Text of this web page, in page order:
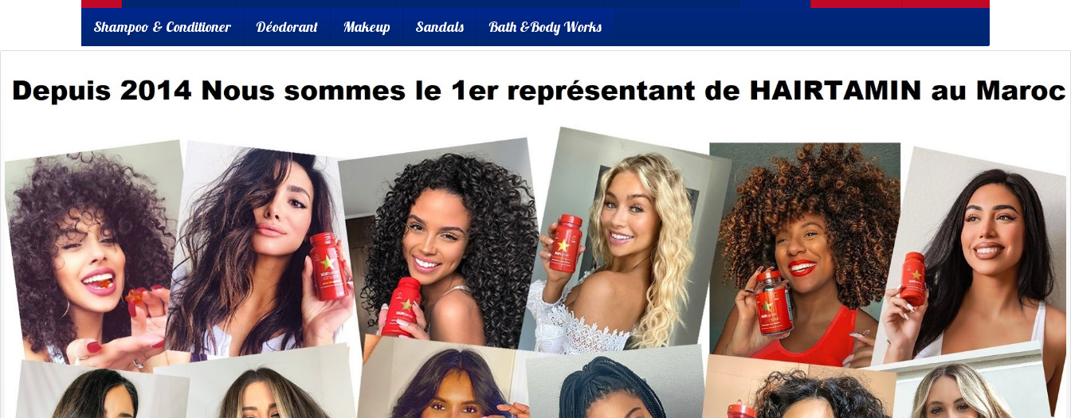
Shampoo & Conditioner Déodorant Makeup Sandals Bath &Body Works